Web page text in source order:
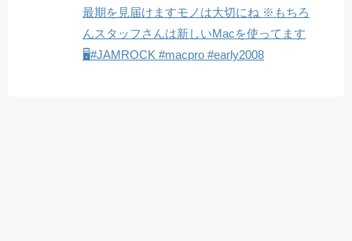
最期を見届けますモノは大切にね ※もちろ
んスタッフさんは新しいMacを使ってます
🖥#JAMROCK #macpro #early2008